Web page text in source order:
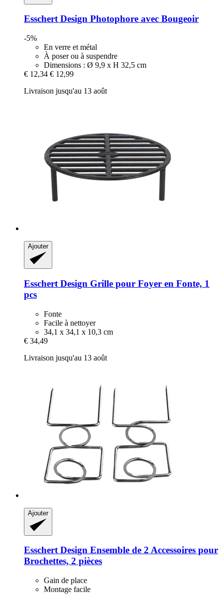
Esschert Design Photophore avec Bougeoir
-5%
En verre et métal
À poser ou à suspendre
Dimensions : Ø 9,9 x H 32,5 cm
€ 12,34 € 12,99
Livraison jusqu'au 13 août
Ajouter
Esschert Design Grille pour Foyer en Fonte, 1
pcs
Fonte
Facile à nettoyer
34,1 x 34,1 x 10,3 cm
€ 34,49
Livraison jusqu'au 13 août
Ajouter
Esschert Design Ensemble de 2 Accessoires pour
Brochettes, 2 pièces
Gain de place
Montage facile